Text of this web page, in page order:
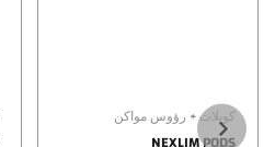
كويلات + رؤوس مواكن